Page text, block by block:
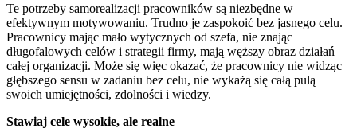
Te potrzeby samorealizacji pracowników są niezbędne w
efektywnym motywowaniu. Trudno je zaspokoić bez jasnego celu.
Pracownicy mając mało wytycznych od szefa, nie znając
długofalowych celów i strategii firmy, mają węższy obraz działań
całej organizacji. Może się więc okazać, że pracownicy nie widząc
głębszego sensu w zadaniu bez celu, nie wykażą się całą pulą
swoich umiejętności, zdolności i wiedzy.
Stawiaj cele wysokie, ale realne